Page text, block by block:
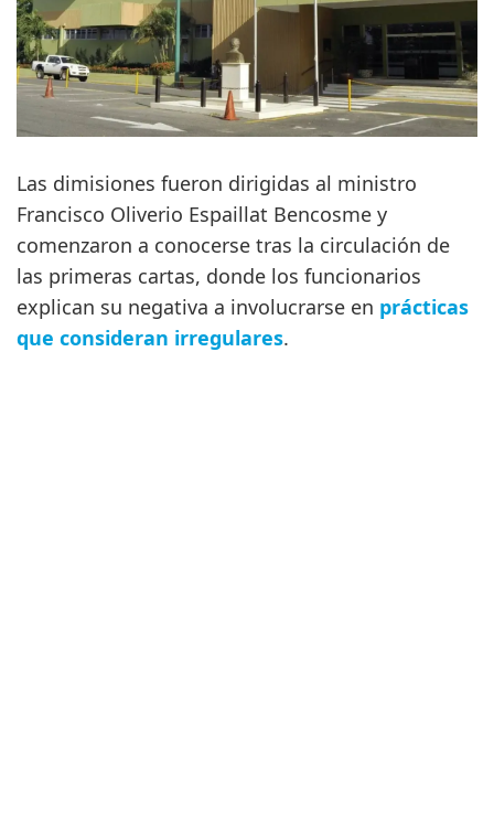
Las dimisiones fueron dirigidas al ministro
Francisco Oliverio Espaillat Bencosme y
comenzaron a conocerse tras la circulación de
las primeras cartas, donde los funcionarios
explican su negativa a involucrarse en prácticas
que consideran irregulares.